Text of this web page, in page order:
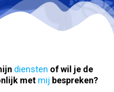
diensten of wil je de
met mij bespreken?